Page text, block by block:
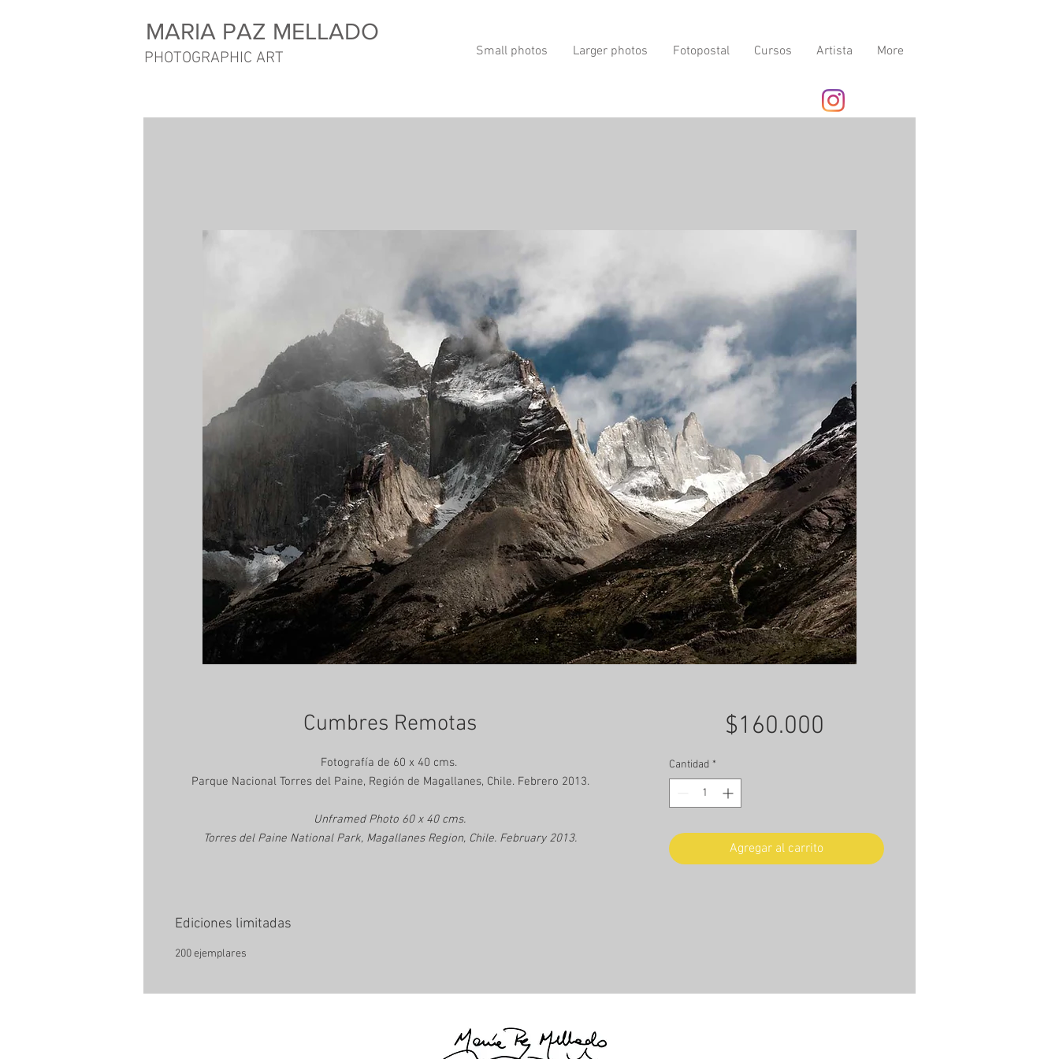
MARIA PAZ MELLADO
PHOTOGRAPHIC ART Small photos Larger photos Fotopostal Cursos Artista More
Cumbres Remotas
Fotografía de 60 x 40 cms.
Parque Nacional Torres del Paine, Región de Magallanes, Chile. Febrero 2013.
Unframed Photo 60 x 40 cms.
Torres del Paine National Park, Magallanes Region, Chile. February 2013.
Ediciones limitadas
200 ejemplares
$160.000
Cantidad *
Agregar al carrito